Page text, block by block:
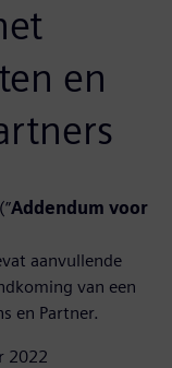
en
Addendum voor
aanvullende
van een
en Partner.
2022